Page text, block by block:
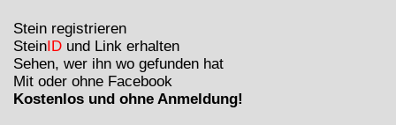
Stein registrieren
Stein ID und Link erhalten
Sehen, wer ihn wo gefunden hat
Mit oder ohne Facebook
Kostenlos und ohne Anmeldung!